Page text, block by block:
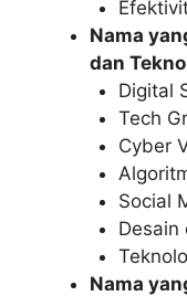
Nama
dan
Digital
Tech
Cyber
Social
Desain
Nama